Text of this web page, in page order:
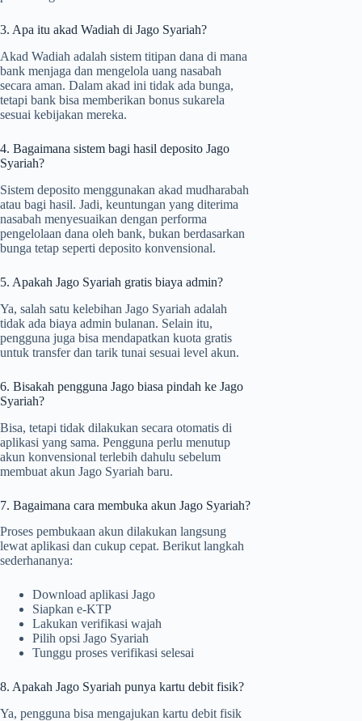
3. Apa itu akad Wadiah di Jago Syariah?
Akad Wadiah adalah sistem titipan dana di mana
bank menjaga dan mengelola uang nasabah
secara aman. Dalam akad ini tidak ada bunga,
tetapi bank bisa memberikan bonus sukarela
sesuai kebijakan mereka.
4. Bagaimana sistem bagi hasil deposito Jago
Syariah?
Sistem deposito menggunakan akad mudharabah
atau bagi hasil. Jadi, keuntungan yang diterima
nasabah menyesuaikan dengan performa
pengelolaan dana oleh bank, bukan berdasarkan
bunga tetap seperti deposito konvensional.
5. Apakah Jago Syariah gratis biaya admin?
Ya, salah satu kelebihan Jago Syariah adalah
tidak ada biaya admin bulanan. Selain itu,
pengguna juga bisa mendapatkan kuota gratis
untuk transfer dan tarik tunai sesuai level akun.
6. Bisakah pengguna Jago biasa pindah ke Jago
Syariah?
Bisa, tetapi tidak dilakukan secara otomatis di
aplikasi yang sama. Pengguna perlu menutup
akun konvensional terlebih dahulu sebelum
membuat akun Jago Syariah baru.
7. Bagaimana cara membuka akun Jago Syariah?
Proses pembukaan akun dilakukan langsung
lewat aplikasi dan cukup cepat. Berikut langkah
sederhananya:
Download aplikasi Jago
Siapkan e-KTP
Lakukan verifikasi wajah
Pilih opsi Jago Syariah
Tunggu proses verifikasi selesai
8. Apakah Jago Syariah punya kartu debit fisik?
Ya, pengguna bisa mengajukan kartu debit fisik